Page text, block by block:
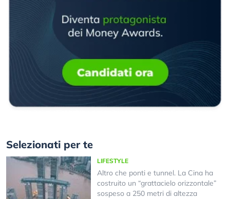
Selezionati per te
LIFESTYLE
Altro che ponti e tunnel. La Cina ha
costruito un “grattacielo orizzontale”
sospeso a 250 metri di altezza